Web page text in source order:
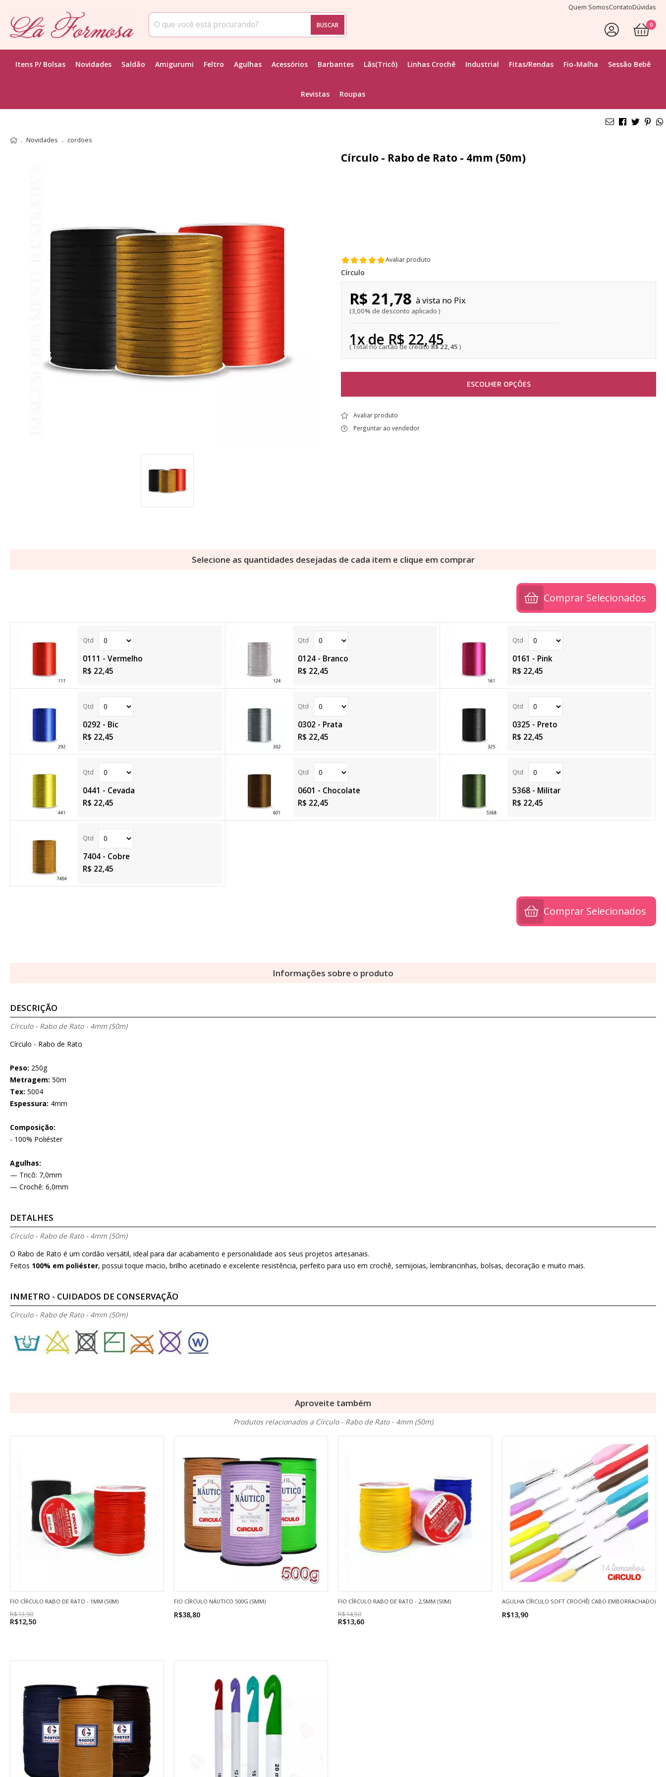
Quem SomosContatoDúvidas
BUSCAR 0
Itens P/ Bolsas Novidades Saldão Amigurumi Feltro Agulhas Acessórios Barbantes Lãs(Tricô) Linhas Crochê Industrial Fitas/Rendas Fio-Malha Sessão Bebê
Revistas Roupas
Novidades cordoes
Círculo - Rabo de Rato - 4mm (50m)
Avaliar produto
Círculo
R$ 22,45
1x de R$ 22,45
R$ 21,78
3,00% de desconto aplicado
Pix
ESCOLHER OPÇÕES
Avaliar produto
Perguntar ao vendedor
Selecione as quantidades desejadas de cada item e clique em comprar
Comprar Selecionados
0111 - Vermelho
R$ 22,45
0124 - Branco
R$ 22,45
0161 - Pink
R$ 22,45
0292 - Bic
R$ 22,45
0302 - Prata
R$ 22,45
0325 - Preto
R$ 22,45
0441 - Cevada
R$ 22,45
0601 - Chocolate
R$ 22,45
5368 - Militar
R$ 22,45
7404 - Cobre
R$ 22,45
Comprar Selecionados
Informações sobre o produto
DESCRIÇÃO
Círculo - Rabo de Rato - 4mm (50m)
Círculo - Rabo de Rato
Peso: 250g
Metragem: 50m
Tex: 5004
Espessura: 4mm
Composição:
- 100% Poliéster
Agulhas:
— Tricô: 7,0mm
— Crochê: 6,0mm
DETALHES
Círculo - Rabo de Rato - 4mm (50m)
O Rabo de Rato é um cordão versátil, ideal para dar acabamento e personalidade aos seus projetos artesanais.
Feitos 100% em poliéster, possui toque macio, brilho acetinado e excelente resistência, perfeito para uso em crochê, semijoias, lembrancinhas, bolsas, decoração e muito mais.
INMETRO - CUIDADOS DE CONSERVAÇÃO
Círculo - Rabo de Rato - 4mm (50m)
Aproveite também
Produtos relacionados a Círculo - Rabo de Rato - 4mm (50m)
FIO CÍRCULO RABO DE RATO - 1MM (50M)
R$13,90
R$12,50
FIO CÍRCULO NÁUTICO 500G (5MM)
R$38,80
FIO CÍRCULO RABO DE RATO - 2,5MM (50M)
R$14,50
R$13,60
AGULHA CÍRCULO SOFT CROCHÊ( CABO EMBORRACHADO)
R$13,90